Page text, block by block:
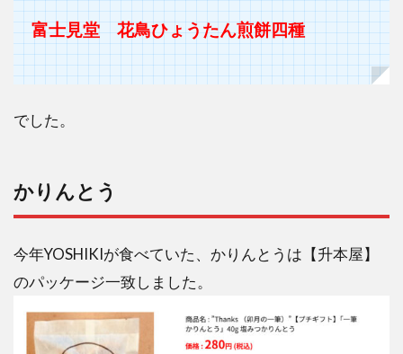
富士見堂 花鳥ひょうたん煎餅四種
でした。
かりんとう
今年YOSHIKIが食べていた、かりんとうは【升本屋】
のパッケージ一致しました。